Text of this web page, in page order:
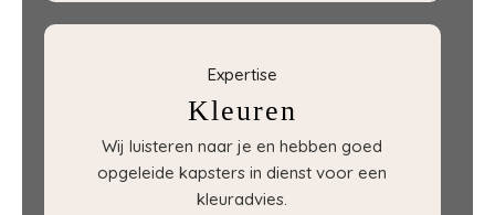
Expertise
Kleuren
Wij luisteren naar je en hebben goed
opgeleide kapsters in dienst voor een
kleuradvies.